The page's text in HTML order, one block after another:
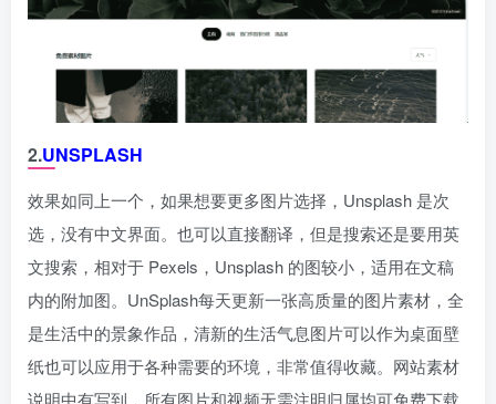
2.UNSPLASH
效果如同上一个，如果想要更多图片选择，Unsplash 是次
选，没有中文界面。也可以直接翻译，但是搜索还是要用英
文搜索，相对于 Pexels，Unsplash 的图较小，适用在文稿
内的附加图。UnSplash每天更新一张高质量的图片素材，全
是生活中的景象作品，清新的生活气息图片可以作为桌面壁
纸也可以应用于各种需要的环境，非常值得收藏。网站素材
说明中有写到，所有图片和视频无需注明归属均可免费下载